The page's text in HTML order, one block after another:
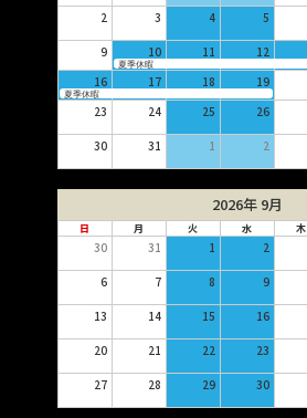
2 3 4 5
9 10 11 12
夏季休暇
16 17 18 19
夏季休暇
23 24 25 26
30 31 1 2
2026年 9月
日 月 火 水 木
30 31 1 2
6 7 8 9
13 14 15 16
20 21 22 23
27 28 29 30